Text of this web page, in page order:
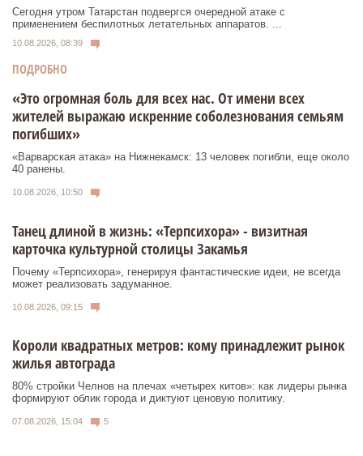
Сегодня утром Татарстан подвергся очередной атаке с
применением беспилотных летательных аппаратов. ...
10.08.2026, 08:39
ПОДРОБНО
«Это огромная боль для всех нас. От имени всех
жителей выражаю искренние соболезнования семьям
погибших»
«Варварская атака» на Нижнекамск: 13 человек погибли, еще около
40 ранены.
10.08.2026, 10:50
Танец длиной в жизнь: «Терпсихора» - визитная
карточка культурной столицы Закамья
Почему «Терпсихора», генерируя фантастические идеи, не всегда
может реализовать задуманное.
10.08.2026, 09:15
Короли квадратных метров: кому принадлежит рынок
жилья автограда
80% стройки Челнов на плечах «четырех китов»: как лидеры рынка
формируют облик города и диктуют ценовую политику.
07.08.2026, 15:04 5